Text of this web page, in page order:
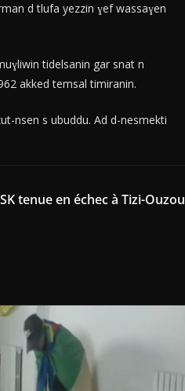
d tlufa yezzin ɣef wassaɣen
tidelsanin gar snat n
akked temsal timiranin.
nsen s ubuddu. Ad d-nesmekti
tenue en échec à Tizi-Ouzou